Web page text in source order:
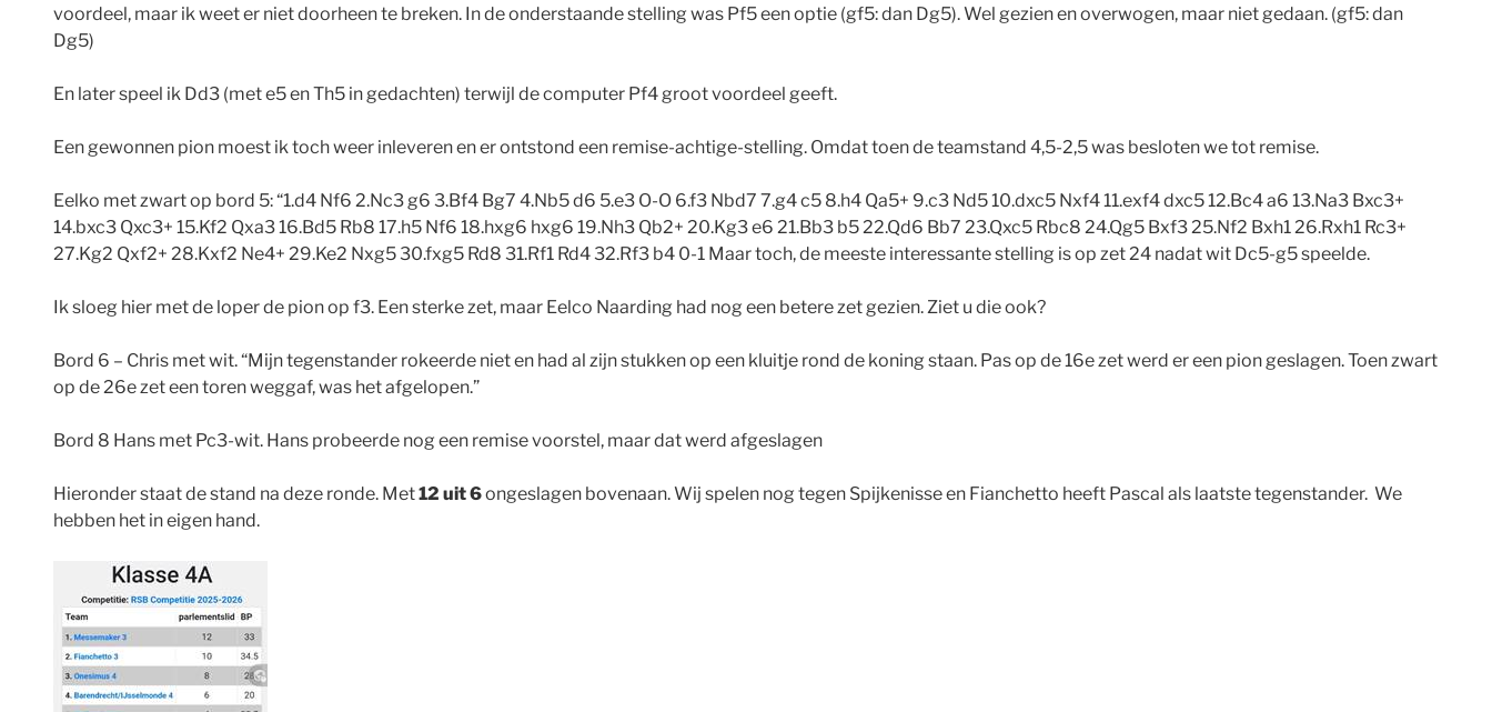
voordeel, maar ik weet er niet doorheen te breken. In de onderstaande stelling was Pf5 een optie (gf5: dan Dg5). Wel gezien en overwogen, maar niet gedaan. (gf5: dan
Dg5)
En later speel ik Dd3 (met e5 en Th5 in gedachten) terwijl de computer Pf4 groot voordeel geeft.
Een gewonnen pion moest ik toch weer inleveren en er ontstond een remise-achtige-stelling. Omdat toen de teamstand 4,5-2,5 was besloten we tot remise.
Eelko met zwart op bord 5: “1.d4 Nf6 2.Nc3 g6 3.Bf4 Bg7 4.Nb5 d6 5.e3 O-O 6.f3 Nbd7 7.g4 c5 8.h4 Qa5+ 9.c3 Nd5 10.dxc5 Nxf4 11.exf4 dxc5 12.Bc4 a6 13.Na3 Bxc3+
14.bxc3 Qxc3+ 15.Kf2 Qxa3 16.Bd5 Rb8 17.h5 Nf6 18.hxg6 hxg6 19.Nh3 Qb2+ 20.Kg3 e6 21.Bb3 b5 22.Qd6 Bb7 23.Qxc5 Rbc8 24.Qg5 Bxf3 25.Nf2 Bxh1 26.Rxh1 Rc3+
27.Kg2 Qxf2+ 28.Kxf2 Ne4+ 29.Ke2 Nxg5 30.fxg5 Rd8 31.Rf1 Rd4 32.Rf3 b4 0-1 Maar toch, de meeste interessante stelling is op zet 24 nadat wit Dc5-g5 speelde.
Ik sloeg hier met de loper de pion op f3. Een sterke zet, maar Eelco Naarding had nog een betere zet gezien. Ziet u die ook?
Bord 6 – Chris met wit. “Mijn tegenstander rokeerde niet en had al zijn stukken op een kluitje rond de koning staan. Pas op de 16e zet werd er een pion geslagen. Toen zwart
op de 26e zet een toren weggaf, was het afgelopen.”
Bord 8 Hans met Pc3-wit. Hans probeerde nog een remise voorstel, maar dat werd afgeslagen
Hieronder staat de stand na deze ronde. Met12 uit 6ongeslagen bovenaan. Wij spelen nog tegen Spijkenisse en Fianchetto heeft Pascal als laatste tegenstander. We
hebben het in eigen hand.